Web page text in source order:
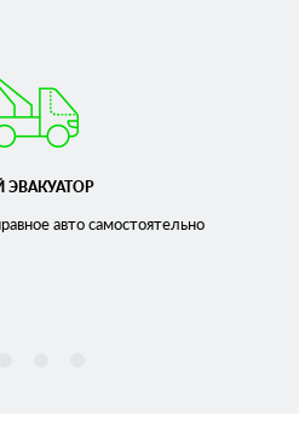
ЭВАКУАТОР
авто самостоятельно